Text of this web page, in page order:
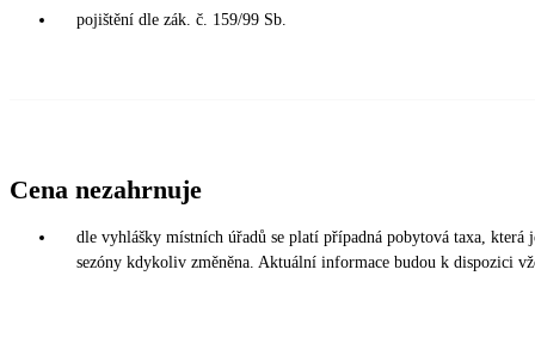
pojištění dle zák. č. 159/99 Sb.
Cena nezahrnuje
dle vyhlášky místních úřadů se platí případná pobytová taxa,
sezóny kdykoliv změněna. Aktuální informace budou k dispozici